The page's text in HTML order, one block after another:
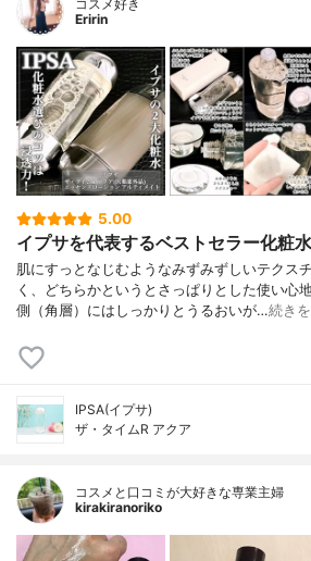
コスメ好き
Eririn
5.00
イプサを代表するベストセラー化粧水
肌にすっとなじむようなみずみずしいテクス
く、どちらかというとさっぱりとした使い心
側（角層）にはしっかりとうるおいが…続き
IPSA(イプサ)
ザ・タイムR アクア
コスメと口コミが大好きな専業主婦
kirakiranoriko